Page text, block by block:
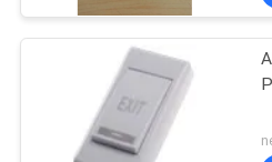
ÜBER